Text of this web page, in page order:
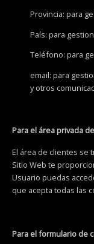
Provincia: para
País: para
Teléfono: para
email: para
y otros
Para el área privada
El área de clientes se
Sitio Web te
Usuario puedas
que acepta todas las
Para el formulario de